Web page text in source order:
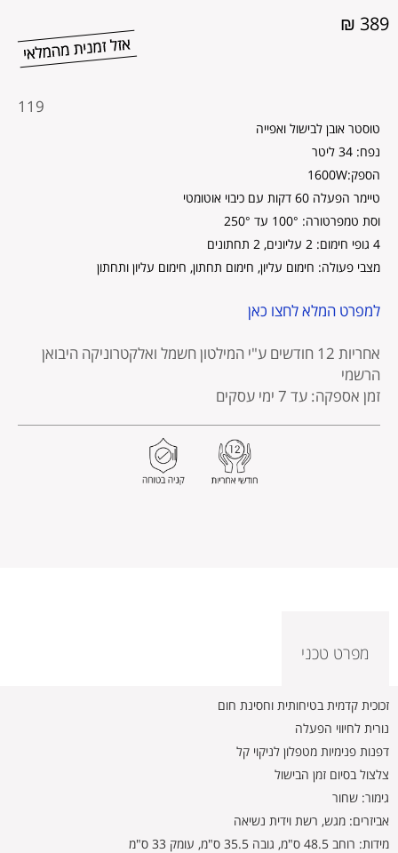
389 ₪
119
מוצר
טוסטר אובן לבישול ואפייה
נפח: 34 ליטר
הספק:1600W
טיימר הפעלה 60 דקות עם כיבוי אוטומטי
וסת טמפרטורה: 100° עד 250°
4 גופי חימום: 2 עליונים, 2 תחתונים
מצבי פעולה: חימום עליון, חימום תחתון, חימום עליון ותחתון
למפרט המלא לחצו כאן
אחריות 12 חודשים
ע"י המילטון חשמל ואלקטרוניקה היבואן
הרשמי
זמן אספקה: עד 7 ימי עסקים
מפרט טכני
זכוכית קדמית בטיחותית וחסינת חום
נורית לחיווי הפעלה
דפנות פנימיות מטפלון לניקוי קל
צלצול בסיום זמן הבישול
גימור: שחור
אביזרים: מגש, רשת וידית נשיאה
מידות: רוחב 48.5 ס"מ, גובה 35.5 ס"מ, עומק 33 ס"מ